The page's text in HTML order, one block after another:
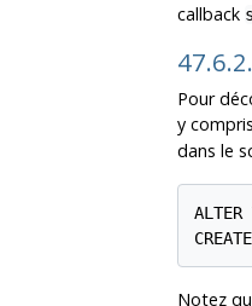
callback
Pour
y
dans le
Notez